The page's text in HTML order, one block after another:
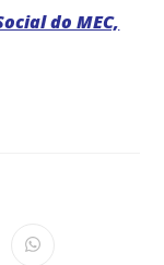
do MEC,